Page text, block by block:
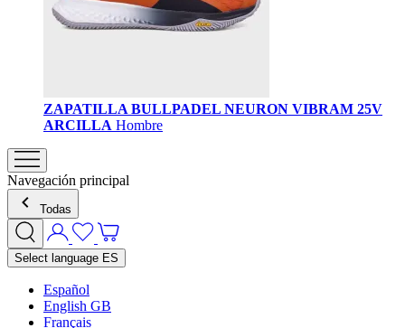
ZAPATILLA BULLPADEL NEURON VIBRAM 25V
ARCILLA Hombre
Navegación principal
Todas
Select language ES
Español
English GB
Français